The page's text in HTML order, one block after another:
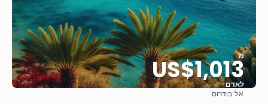
מ
US$1,013
לאדם
אל:בודרום